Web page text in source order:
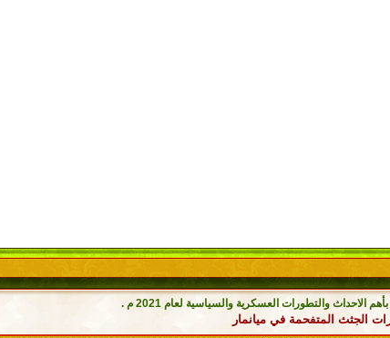
الاحداث والتطورات العسكرية والسياسية لعام 2021 م .
الجثث المتفحمة في ميانمار